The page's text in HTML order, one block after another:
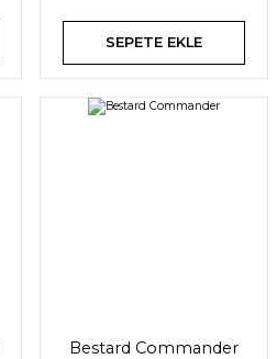
SEPETE EKLE
Bestard Commander